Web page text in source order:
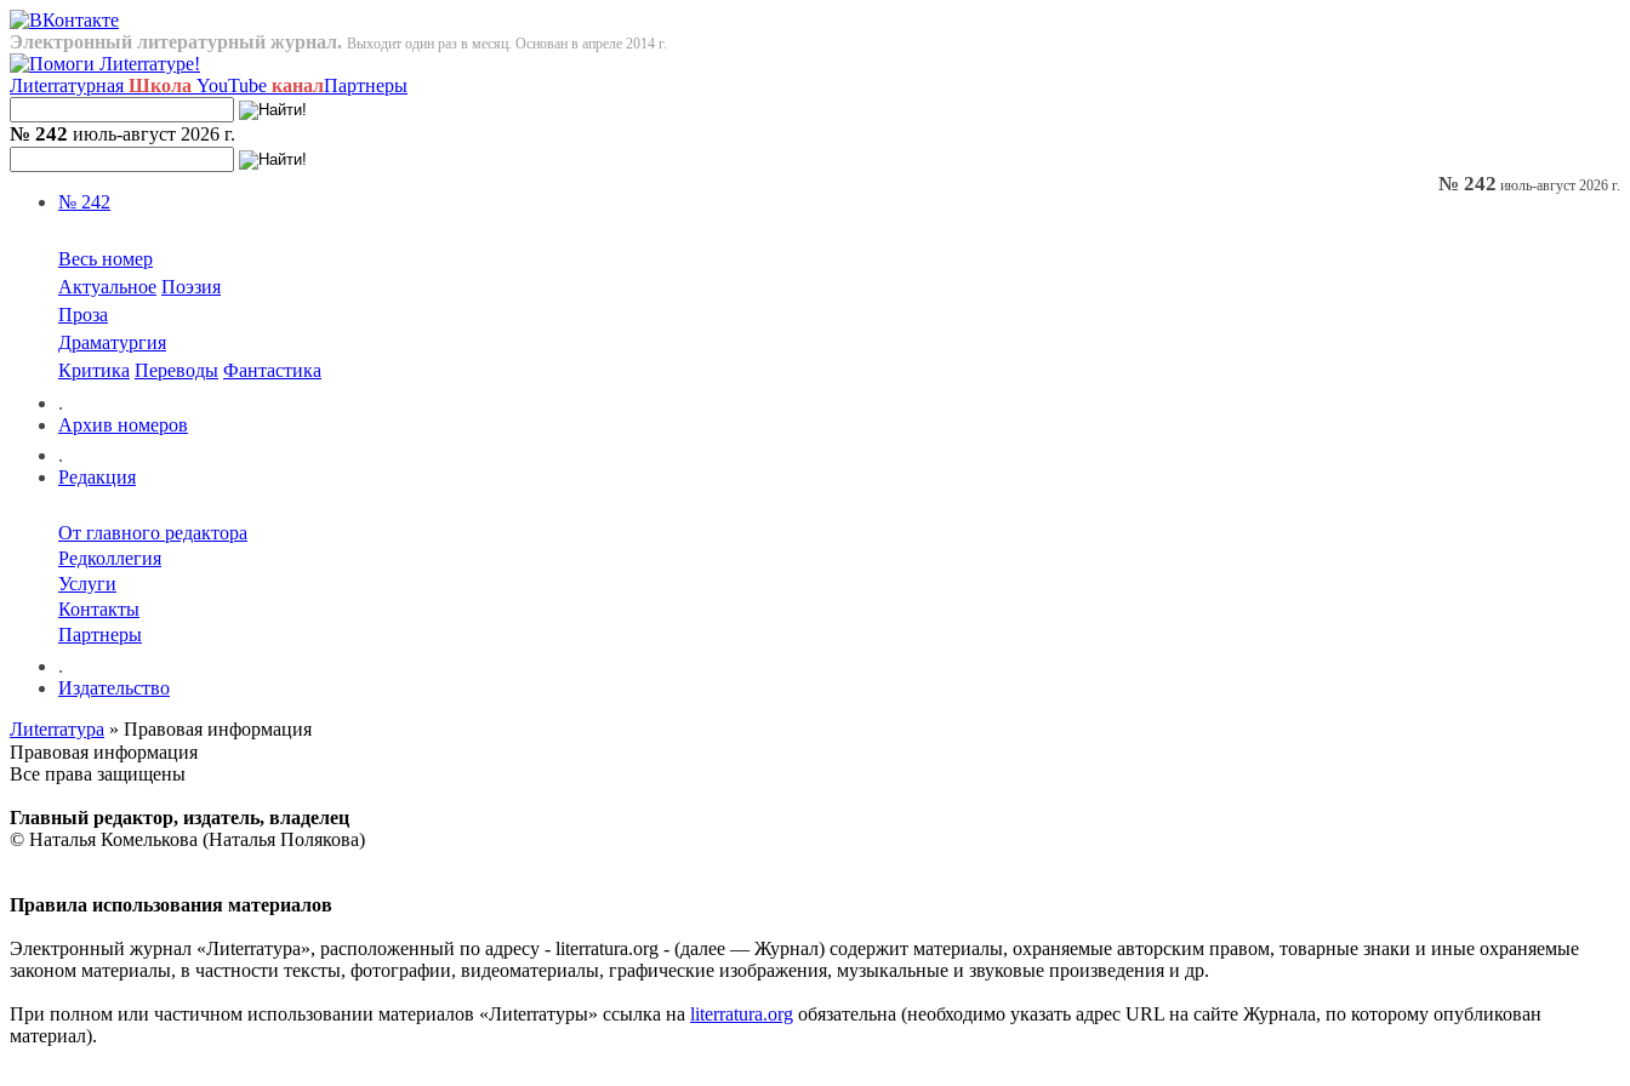
Электронный литературный журнал. Выходит один раз в месяц. Основан в апреле 2014 г.
Лиterraтурная Школа YouTube каналПартнеры
№ 242 июль-август 2026 г.
№ 242
Весь номер
Актуальное Поэзия
Проза
Драматургия
Критика Переводы Фантастика
.
Архив номеров
.
Редакция
От главного редактора
Редколлегия
Услуги
Контакты
Партнеры
.
Издательство
№ 242 июль-август 2026 г.
Лиterraтура » Правовая информация
Правовая информация
Все права защищены
Главный редактор, издатель, владелец
© Наталья Комелькова (Наталья Полякова)
Правила использования материалов
Электронный журнал «Лиterraтура», расположенный по адресу - literratura.org - (далее — Журнал) содержит материалы, охраняемые авторским правом, товарные знаки и иные охраняемые
законом материалы, в частности тексты, фотографии, видеоматериалы, графические изображения, музыкальные и звуковые произведения и др.
При полном или частичном использовании материалов «Лиterraтуры» ссылка на literratura.org обязательна (необходимо указать адрес URL на сайте Журнала, по которому опубликован
материал).